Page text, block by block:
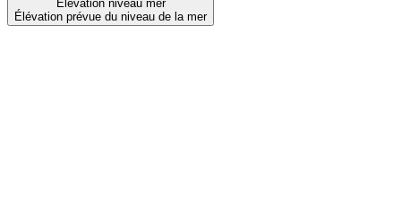
Élévation niveau mer
Élévation prévue du niveau de la mer